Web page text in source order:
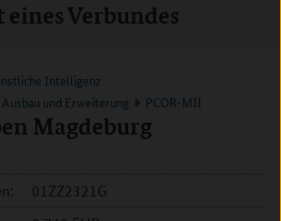
Verbundes
Intelligenz
und Erweiterung
PCOR-MII
Magdeburg
01ZZ2321G